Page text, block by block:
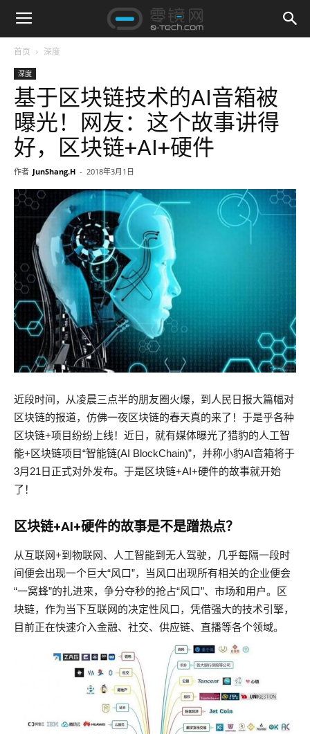
首页 深度
深度
基于区块链技术的AI音箱被
曝光！网友：这个故事讲得
好，区块链+AI+硬件
作者 JunShang.H - 2018年3月1日
近段时间，从凌晨三点半的朋友圈火爆，到人民日报大篇幅对
区块链的报道，仿佛一夜区块链的春天真的来了！于是乎各种
区块链+项目纷纷上线！近日，就有媒体曝光了猎豹的人工智
能+区块链项目“智能链(AI BlockChain)”，并称小豹AI音箱将于
3月21日正式对外发布。于是区块链+AI+硬件的故事就开始
了！
区块链+AI+硬件的故事是不是蹭热点？
从互联网+到物联网、人工智能到无人驾驶，几乎每隔一段时
间便会出现一个巨大“风口”，当风口出现所有相关的企业便会
“一窝蜂”的扎进来，争分夺秒的抢占“风口”、市场和用户。区
块链，作为当下互联网的决定性风口，凭借强大的技术引擎，
目前正在快速介入金融、社交、供应链、直播等各个领域。